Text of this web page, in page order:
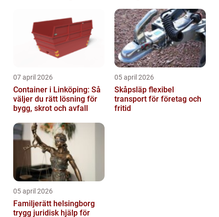
07 april 2026
Container i Linköping: Så
väljer du rätt lösning för
bygg, skrot och avfall
05 april 2026
Skåpsläp flexibel
transport för företag och
fritid
05 april 2026
Familjerätt helsingborg
trygg juridisk hjälp för